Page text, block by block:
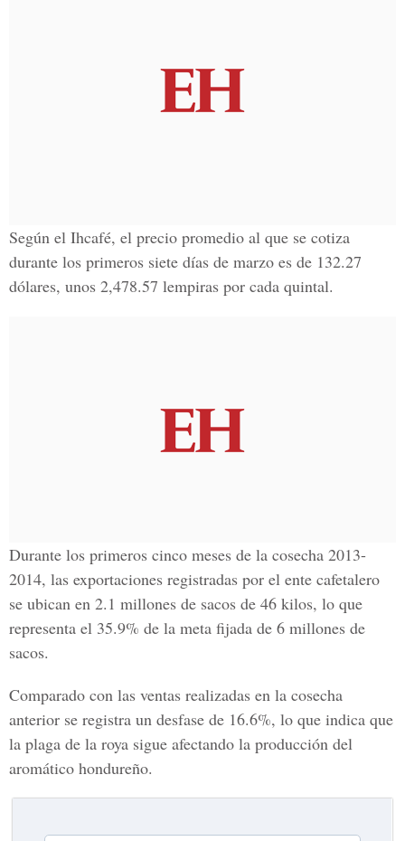
Según el Ihcafé, el precio promedio al que se cotiza
durante los primeros siete días de marzo es de 132.27
dólares, unos 2,478.57 lempiras por cada quintal.
Durante los primeros cinco meses de la cosecha 2013-
2014, las exportaciones registradas por el ente cafetalero
se ubican en 2.1 millones de sacos de 46 kilos, lo que
representa el 35.9% de la meta fijada de 6 millones de
sacos.
Comparado con las ventas realizadas en la cosecha
anterior se registra un desfase de 16.6%, lo que indica que
la plaga de la roya sigue afectando la producción del
aromático hondureño.